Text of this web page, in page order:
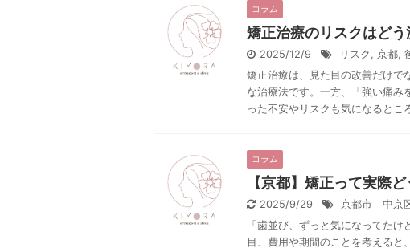
コラム
矯正治療のリスクはど
2025/12/9 リスク , 京都,
矯正治療は、見た目の改善だけで
な治療法です。一方、「強い痛み
った不安やリスクも気になるとこ
コラム
【京都】矯正って実際
2025/9/29 京都市 中京
「歯並び、ずっと気になってた
目、費用や期間のことを考えると